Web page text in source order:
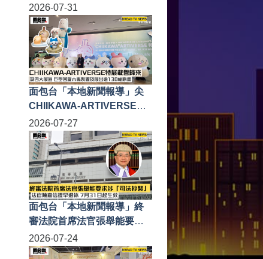
歲男商人留醫6日不治 警方至
今拘捕9人
2026-07-31
面包台「本地新聞報導」尖
CHIIKAWA-ARTIVERSE特
展載譽歸來 設四大展區 巨型
回旋木馬裝置及展出逾130幅
原畫
2026-07-27
面包台「本地新聞報導」終
審法院首席法官張舉能要求
涉「司法抄襲」法官陳嘉信
提早退休 7月31日起生效
2026-07-24